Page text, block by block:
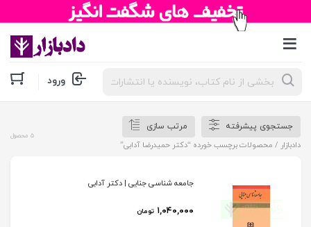
جستجوی
محصولات ورود
جستجوی پیشرفته
مرتب سازی
دادبازار / محصولات برچسب خورده “دکتر حمیدرضا آدابی”
5 محصول
جامعه شناسی جنایی | دکتر آدابی
۱,۰۴۰,۰۰۰ تومان